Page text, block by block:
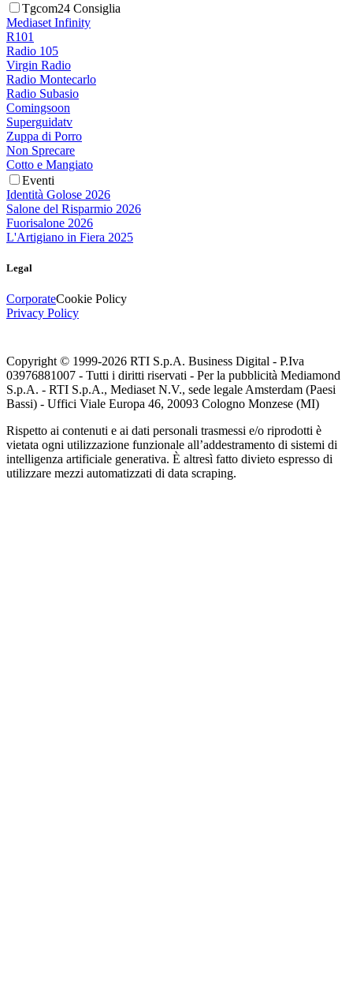
Tgcom24 Consiglia
Mediaset Infinity
R101
Radio 105
Virgin Radio
Radio Montecarlo
Radio Subasio
Comingsoon
Superguidatv
Zuppa di Porro
Non Sprecare
Cotto e Mangiato
Eventi
Identità Golose 2026
Salone del Risparmio 2026
Fuorisalone 2026
L'Artigiano in Fiera 2025
Legal
CorporateCookie Policy
Privacy Policy
Copyright © 1999-2026 RTI S.p.A. Business Digital - P.Iva
03976881007 - Tutti i diritti riservati - Per la pubblicità Mediamond
S.p.A. - RTI S.p.A., Mediaset N.V., sede legale Amsterdam (Paesi
Bassi) - Uffici Viale Europa 46, 20093 Cologno Monzese (MI)
Rispetto ai contenuti e ai dati personali trasmessi e/o riprodotti è
vietata ogni utilizzazione funzionale all’addestramento di sistemi di
intelligenza artificiale generativa. È altresì fatto divieto espresso di
utilizzare mezzi automatizzati di data scraping.